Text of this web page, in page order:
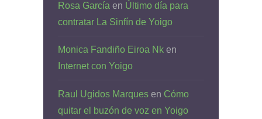
Rosa García en Último día para
contratar La Sinfín de Yoigo
Monica Fandiño Eiroa Nk en
Internet con Yoigo
Raul Ugidos Marques en Cómo
quitar el buzón de voz en Yoigo